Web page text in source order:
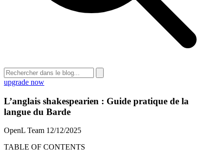
upgrade now
L’anglais shakespearien : Guide pratique de la
langue du Barde
OpenL Team 12/12/2025
TABLE OF CONTENTS